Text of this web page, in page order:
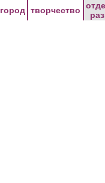
город творчество